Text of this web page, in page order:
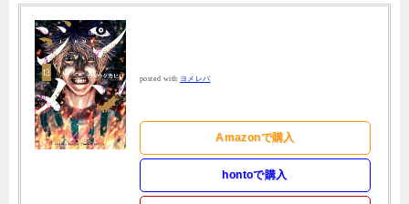
posted with ヨメレバ
Amazonで購入
hontoで購入